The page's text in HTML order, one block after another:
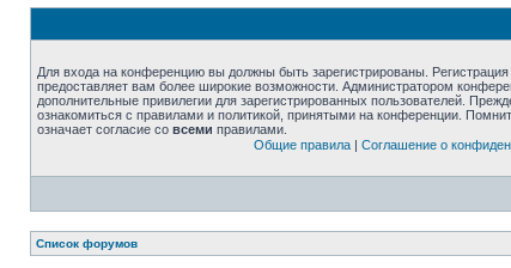
Для входа на конференцию вы должны быть зарегистрированы. Регистрация
предоставляет вам более широкие возможности. Администратором
дополнительные привилегии для зарегистрированных пользователей.
ознакомиться с правилами и политикой, принятыми на конференции.
означает согласие со всеми правилами.
Общие правила| Соглашение о
Список форумов